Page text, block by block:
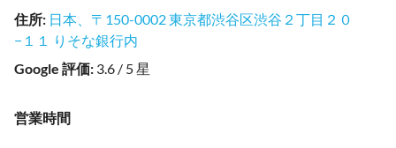
住所: 日本、〒150-0002 東京都渋谷区渋谷２丁目２０
−１１ りそな銀行内
Google 評価: 3.6 / 5 星
営業時間